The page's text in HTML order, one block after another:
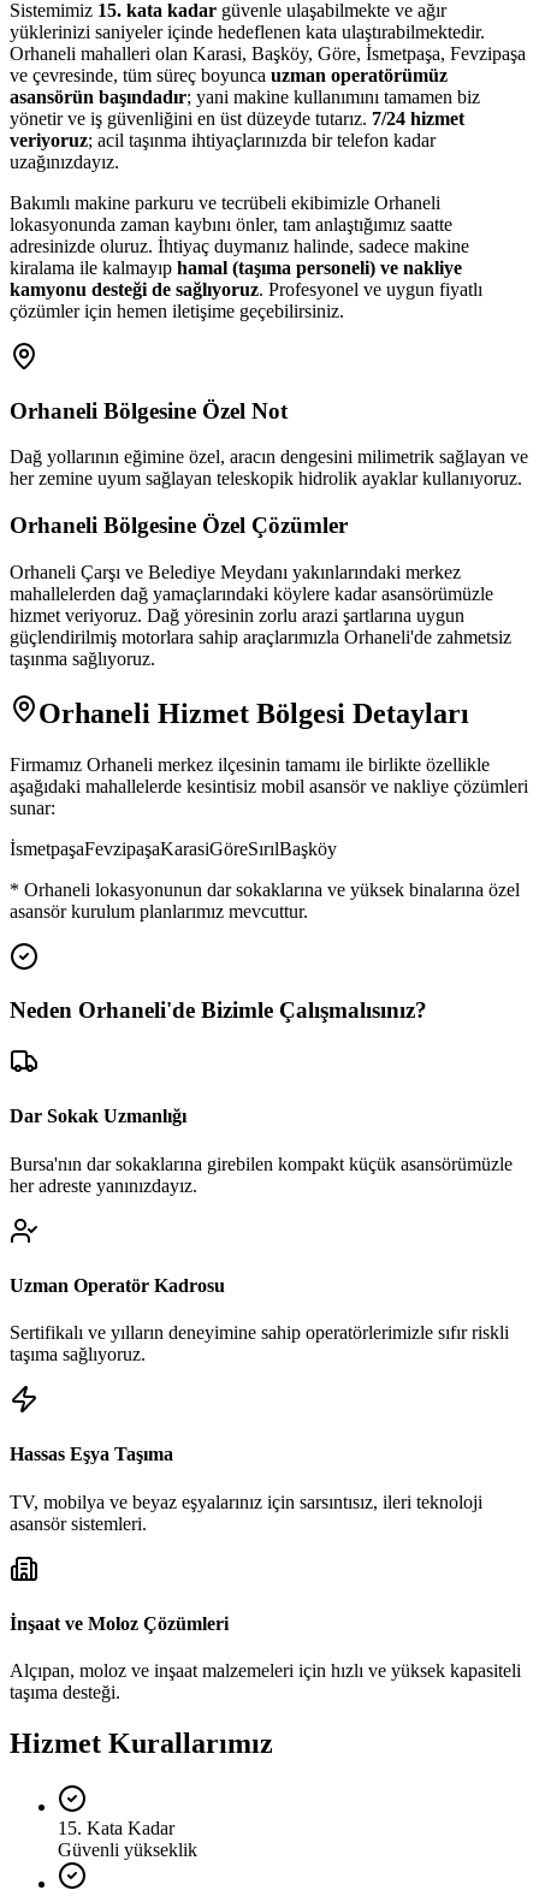
Sistemimiz 15. kata kadar güvenle ulaşabilmekte ve ağır
yüklerinizi saniyeler içinde hedeflenen kata ulaştırabilmektedir.
Orhaneli mahalleri olan Karasi, Başköy, Göre, İsmetpaşa, Fevzipaşa
ve çevresinde, tüm süreç boyunca uzman operatörümüz
asansörün başındadır; yani makine kullanımını tamamen biz
yönetir ve iş güvenliğini en üst düzeyde tutarız. 7/24 hizmet
veriyoruz; acil taşınma ihtiyaçlarınızda bir telefon kadar
uzağınızdayız.
Bakımlı makine parkuru ve tecrübeli ekibimizle Orhaneli
lokasyonunda zaman kaybını önler, tam anlaştığımız saatte
adresinizde oluruz. İhtiyaç duymanız halinde, sadece makine
kiralama ile kalmayıp hamal (taşıma personeli) ve nakliye
kamyonu desteği de sağlıyoruz. Profesyonel ve uygun fiyatlı
çözümler için hemen iletişime geçebilirsiniz.
Orhaneli Bölgesine Özel Not
Dağ yollarının eğimine özel, aracın dengesini milimetrik sağlayan ve
her zemine uyum sağlayan teleskopik hidrolik ayaklar kullanıyoruz.
Orhaneli Bölgesine Özel Çözümler
Orhaneli Çarşı ve Belediye Meydanı yakınlarındaki merkez
mahallelerden dağ yamaçlarındaki köylere kadar asansörümüzle
hizmet veriyoruz. Dağ yöresinin zorlu arazi şartlarına uygun
güçlendirilmiş motorlara sahip araçlarımızla Orhaneli'de zahmetsiz
taşınma sağlıyoruz.
Orhaneli Hizmet Bölgesi Detayları
Firmamız Orhaneli merkez ilçesinin tamamı ile birlikte özellikle
aşağıdaki mahallelerde kesintisiz mobil asansör ve nakliye çözümleri
sunar:
İsmetpaşaFevzipaşaKarasiGöreSırılBaşköy
* Orhaneli lokasyonunun dar sokaklarına ve yüksek binalarına özel
asansör kurulum planlarımız mevcuttur.
Neden Orhaneli'de Bizimle Çalışmalısınız?
Dar Sokak Uzmanlığı
Bursa'nın dar sokaklarına girebilen kompakt küçük asansörümüzle
her adreste yanınızdayız.
Uzman Operatör Kadrosu
Sertifikalı ve yılların deneyimine sahip operatörlerimizle sıfır riskli
taşıma sağlıyoruz.
Hassas Eşya Taşıma
TV, mobilya ve beyaz eşyalarınız için sarsıntısız, ileri teknoloji
asansör sistemleri.
İnşaat ve Moloz Çözümleri
Alçıpan, moloz ve inşaat malzemeleri için hızlı ve yüksek kapasiteli
taşıma desteği.
Hizmet Kurallarımız
15. Kata Kadar
Güvenli yükseklik